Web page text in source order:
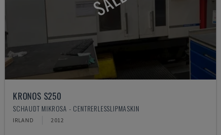
KRONOS S250
SCHAUDT MIKROSA - CENTRERLESSLIPMASKIN
IRLAND 2012